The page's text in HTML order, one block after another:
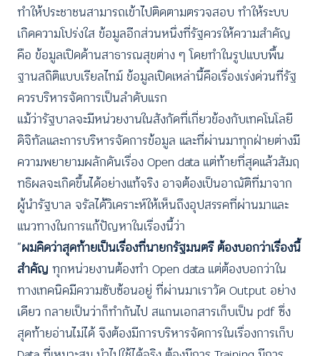
ทำให้ประชาชนสามารถเข้าไปติดตามตรวจสอบ ทำให้ระบบ
เกิดความโปร่งใส ข้อมูลอีกส่วนหนึ่งที่รัฐควรให้ความสำคัญ
คือ ข้อมูลเปิดด้านสาธารณสุขต่าง ๆ โดยทำในรูปแบบพื้น
ฐานสถิติแบบเรียลไทม์ ข้อมูลเปิดเหล่านี้คือเรื่องเร่งด่วนที่รัฐ
ควรบริหารจัดการเป็นลำดับแรก
แม้ว่ารัฐบาลจะมีหน่วยงานในสังกัดที่เกี่ยวข้องกับเทคโนโลยี
ดิจิทัลและการบริหารจัดการข้อมูล และที่ผ่านมาทุกฝ่ายต่างมี
ความพยายามผลักดันเรื่อง Open data แต่ท้ายที่สุดแล้วสัมฤ
ทธิผลจะเกิดขึ้นได้อย่างแท้จริง อาจต้องเป็นอาณัติที่มาจาก
ผู้นำรัฐบาล จรัลได้วิเคราะห์ให้เห็นถึงอุปสรรคที่ผ่านมาและ
แนวทางในการแก้ปัญหาในเรื่องนี้ว่า
“ผมคิดว่าสุดท้ายเป็นเรื่องที่นายกรัฐมนตรี ต้องบอกว่าเรื่องนี้
สำคัญ ทุกหน่วยงานต้องทำ Open data แต่ต้องบอกว่าใน
ทางเทคนิคมีความซับซ้อนอยู่ ที่ผ่านมาเราวัด Output อย่าง
เดียว กลายเป็นว่าก็ทำกันไป สแกนเอกสารเก็บเป็น pdf ซึ่ง
สุดท้ายอ่านไม่ได้ จึงต้องมีการบริหารจัดการในเรื่องการเก็บ